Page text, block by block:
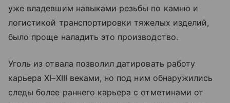
уже владевшим навыками резьбы по камню и
логистикой транспортировки тяжелых изделий,
было проще наладить это производство.
Уголь из отвала позволил датировать работу
карьера XI–XIII веками, но под ним обнаружились
следы более раннего карьера с отметинами от